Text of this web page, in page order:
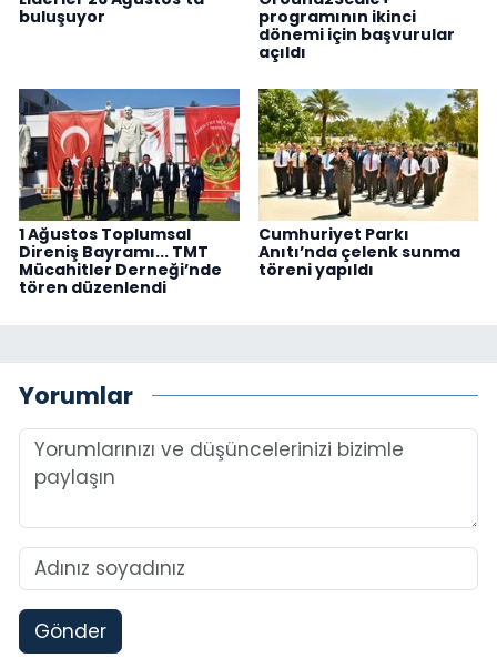
buluşuyor
programının ikinci
dönemi için başvurular
açıldı
1 Ağustos Toplumsal
Direniş Bayramı... TMT
Mücahitler Derneği’nde
tören düzenlendi
Cumhuriyet Parkı
Anıtı’nda çelenk sunma
töreni yapıldı
Yorumlar
Gönder